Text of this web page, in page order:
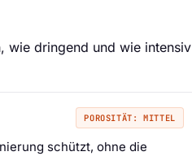
wie dringend und wie intensiv
POROSITÄT: MITTEL
schützt, ohne die